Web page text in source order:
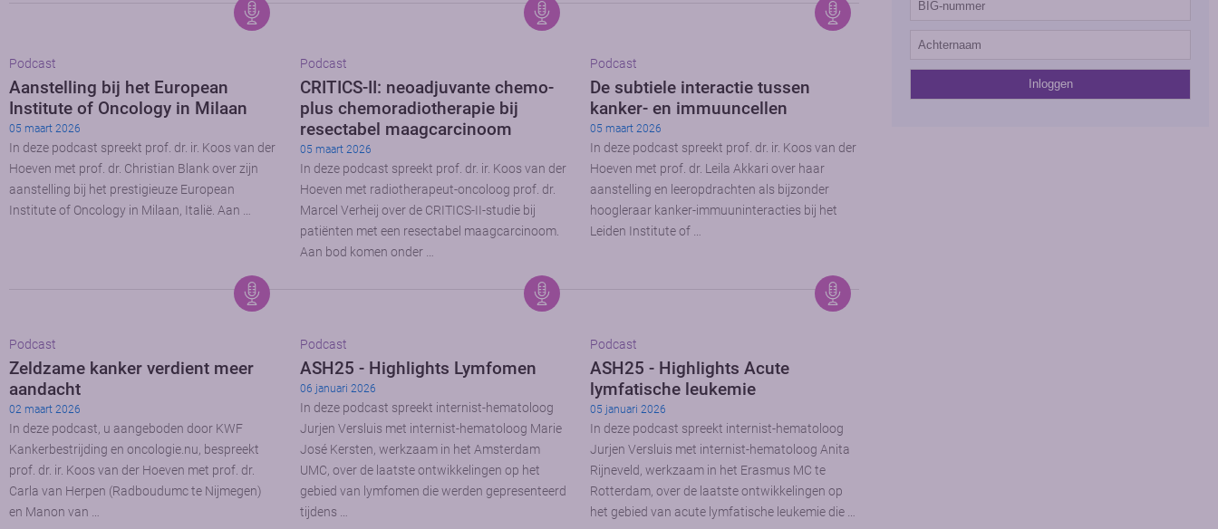
Podcast
Aanstelling bij het European
Institute of Oncology in Milaan
05 maart 2026
In deze podcast spreekt prof. dr. ir. Koos van der
Hoeven met prof. dr. Christian Blank over zijn
aanstelling bij het prestigieuze European
Institute of Oncology in Milaan, Italië. Aan …
Podcast
CRITICS-II: neoadjuvante chemo-
plus chemoradiotherapie bij
resectabel maagcarcinoom
05 maart 2026
In deze podcast spreekt prof. dr. ir. Koos van der
Hoeven met radiotherapeut-oncoloog prof. dr.
Marcel Verheij over de CRITICS-II-studie bij
patiënten met een resectabel maagcarcinoom.
Aan bod komen onder …
Podcast
De subtiele interactie tussen
kanker- en immuuncellen
05 maart 2026
In deze podcast spreekt prof. dr. ir. Koos van der
Hoeven met prof. dr. Leila Akkari over haar
aanstelling en leeropdrachten als bijzonder
hoogleraar kanker-immuuninteracties bij het
Leiden Institute of …
Podcast
Zeldzame kanker verdient meer
aandacht
02 maart 2026
In deze podcast, u aangeboden door KWF
Kankerbestrijding en oncologie.nu, bespreekt
prof. dr. ir. Koos van der Hoeven met prof. dr.
Carla van Herpen (Radboudumc te Nijmegen)
en Manon van …
Podcast
ASH25 - Highlights Lymfomen
06 januari 2026
In deze podcast spreekt internist-hematoloog
Jurjen Versluis met internist-hematoloog Marie
José Kersten, werkzaam in het Amsterdam
UMC, over de laatste ontwikkelingen op het
gebied van lymfomen die werden gepresenteerd
tijdens …
Podcast
ASH25 - Highlights Acute
lymfatische leukemie
05 januari 2026
In deze podcast spreekt internist-hematoloog
Jurjen Versluis met internist-hematoloog Anita
Rijneveld, werkzaam in het Erasmus MC te
Rotterdam, over de laatste ontwikkelingen op
het gebied van acute lymfatische leukemie die …